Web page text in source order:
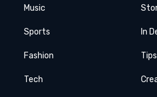
Music
Sports
Fashion
Tech
In
Tips